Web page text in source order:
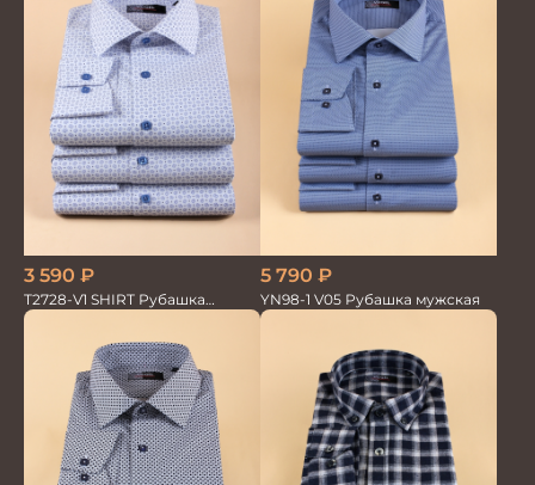
3 590 ₽
T2728-V1 SHIRT Рубашка
мужская
5 790 ₽
YN98-1 V05 Рубашка мужская